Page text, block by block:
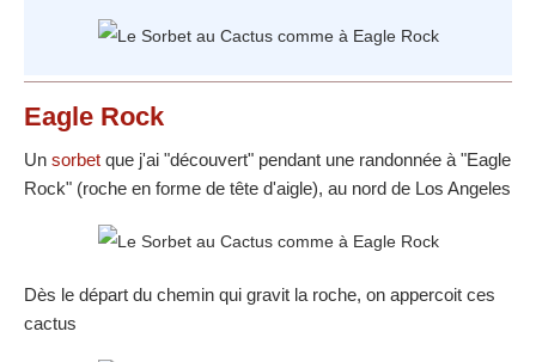
Eagle Rock
Un sorbet que j'ai "découvert" pendant une randonnée à "Eagle
Rock" (roche en forme de tête d'aigle), au nord de Los Angeles
Dès le départ du chemin qui gravit la roche, on appercoit ces
cactus